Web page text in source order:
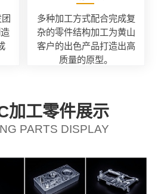
多种加工方式配合完成复
杂的零件结构加工为黄山
客户的出色产品打造出高
质量的原型。
加工零件展示
PARTS DISPLAY